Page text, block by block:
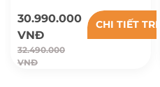
cuồn cuộn ở Moalboal, bơi
cạnh cá mập voi ở Sogod,
chạm đến cảm giác tự do khi
băng qua cung đường ven
biển lúc bình minh dần hé tại
30.990.000
VNĐ
32.490.000
VNĐ
CHI TIẾT TRIP